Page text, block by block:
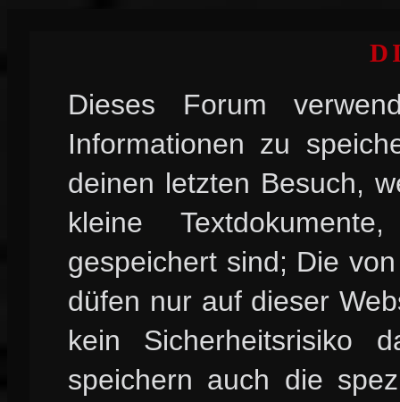
Dieses Forum
Informationen zu
deinen letzten Besuch,
kleine
gespeichert sind; Die
düfen nur auf dieser
kein Sicherheitsrisiko
speichern auch die